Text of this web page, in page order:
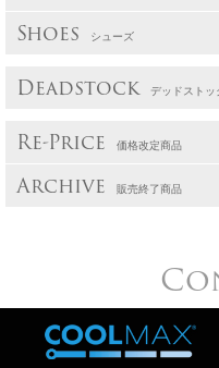
Shoes シューズ
Deadstock デッドストッ
Re-Price 価格改定商品
Archive 販売終了商品